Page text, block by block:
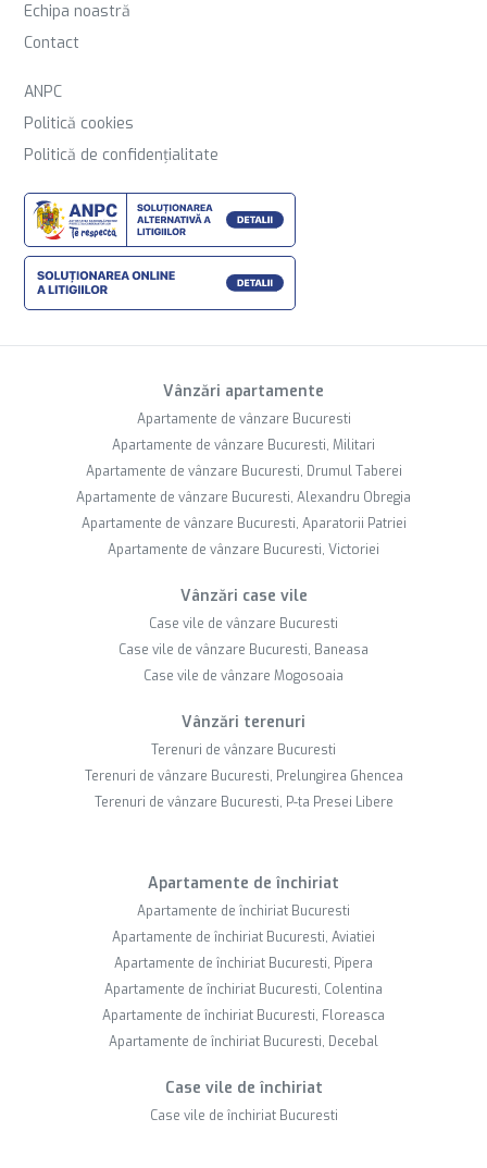
Echipa noastră
Contact
ANPC
Politică cookies
Politică de confidențialitate
Vânzări apartamente
Apartamente de vânzare Bucuresti
Apartamente de vânzare Bucuresti, Militari
Apartamente de vânzare Bucuresti, Drumul Taberei
Apartamente de vânzare Bucuresti, Alexandru Obregia
Apartamente de vânzare Bucuresti, Aparatorii Patriei
Apartamente de vânzare Bucuresti, Victoriei
Vânzări case vile
Case vile de vânzare Bucuresti
Case vile de vânzare Bucuresti, Baneasa
Case vile de vânzare Mogosoaia
Vânzări terenuri
Terenuri de vânzare Bucuresti
Terenuri de vânzare Bucuresti, Prelungirea Ghencea
Terenuri de vânzare Bucuresti, P-ta Presei Libere
Apartamente de închiriat
Apartamente de închiriat Bucuresti
Apartamente de închiriat Bucuresti, Aviatiei
Apartamente de închiriat Bucuresti, Pipera
Apartamente de închiriat Bucuresti, Colentina
Apartamente de închiriat Bucuresti, Floreasca
Apartamente de închiriat Bucuresti, Decebal
Case vile de închiriat
Case vile de închiriat Bucuresti